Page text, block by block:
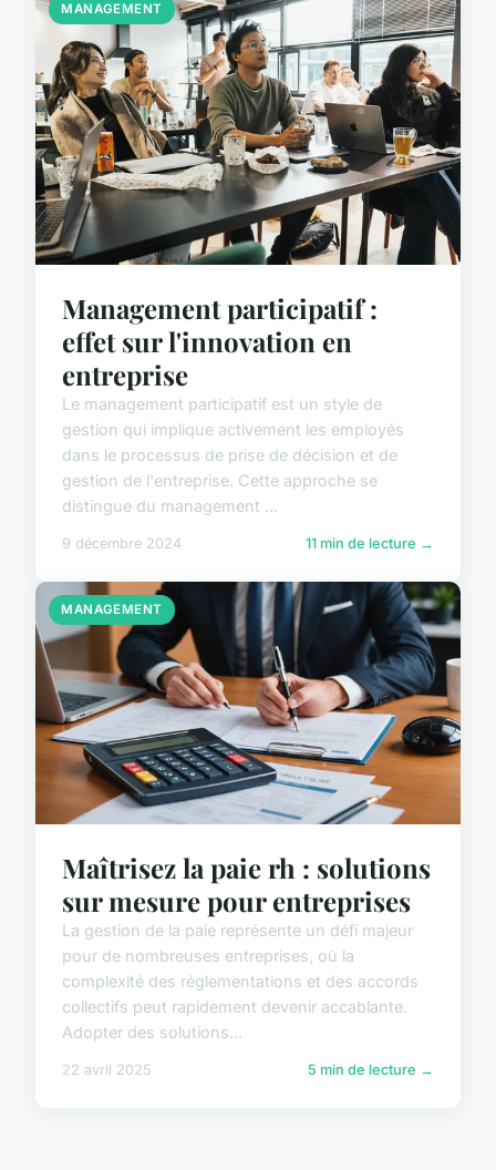
MANAGEMENT
Management participatif :
effet sur l'innovation en
entreprise
Le management participatif est un style de
gestion qui implique activement les employés
dans le processus de prise de décision et de
gestion de l'entreprise. Cette approche se
distingue du management ...
9 décembre 2024 11 min de lecture →
MANAGEMENT
Maîtrisez la paie rh : solutions
sur mesure pour entreprises
La gestion de la paie représente un défi majeur
pour de nombreuses entreprises, où la
complexité des réglementations et des accords
collectifs peut rapidement devenir accablante.
Adopter des solutions...
22 avril 2025 5 min de lecture →